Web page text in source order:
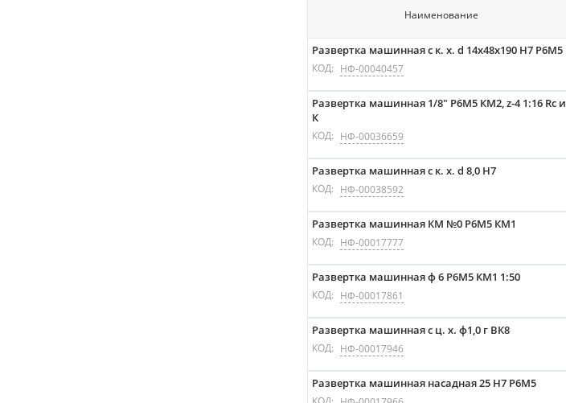
Наименование
Развертка машинная с к. х. d 14x48x190 Н7 Р6М5
КОД: НФ-00040457
Развертка машинная 1/8" Р6M5 КМ2, z-4 1:16 Rc и
К
КОД: НФ-00036659
Развертка машинная с к. х. d 8,0 Н7
КОД: НФ-00038592
Развертка машинная КМ №0 Р6М5 КМ1
КОД: НФ-00017777
Развертка машинная ф 6 Р6М5 КМ1 1:50
КОД: НФ-00017861
Развертка машинная с ц. х. ф1,0 г ВК8
КОД: НФ-00017946
Развертка машинная насадная 25 Н7 Р6М5